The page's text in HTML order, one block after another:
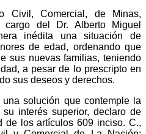
Civil, Comercial, de Minas,
del Dr. Alberto Miguel
inédita una situación de
de edad, ordenando que
sus nuevas familias, teniendo
a pesar de lo prescripto en
sus deseos y derechos.
solución que contemple la
interés superior, declaro de
de los artículos 609 inciso. C.,